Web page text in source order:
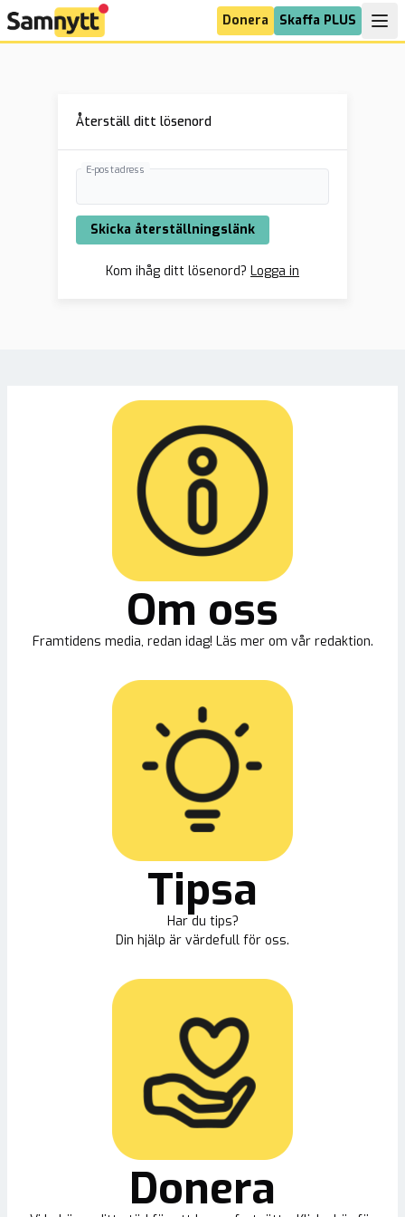
Donera Skaffa PLUS
Återställ ditt lösenord
E-postadress
Skicka återställningslänk
Kom ihåg ditt lösenord? Logga in
Om oss
Framtidens media, redan idag! Läs mer om vår redaktion.
Tipsa
Har du tips?
Din hjälp är värdefull för oss.
Donera